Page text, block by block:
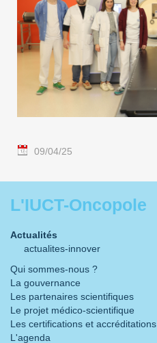
09/04/25
L'IUCT-Oncopole
Actualités
actualites-innover
Qui sommes-nous ?
La gouvernance
Les partenaires scientifiques
Le projet médico-scientifique
Les certifications et accréditations
L'agenda